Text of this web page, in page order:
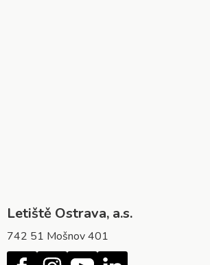
Letiště Ostrava, a.s.
742 51 Mošnov 401